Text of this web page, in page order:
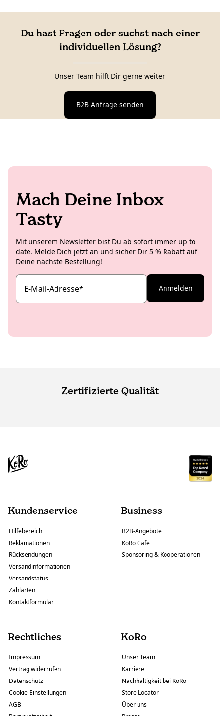
Du hast Fragen oder suchst nach einer
individuellen Lösung?
Unser Team hilft Dir gerne weiter.
B2B Anfrage senden
Mach Deine Inbox
Tasty
Mit unserem Newsletter bist Du ab sofort immer up to
date. Melde Dich jetzt an und sicher Dir 5 % Rabatt auf
Deine nächste Bestellung!
E-Mail-Adresse* Anmelden
Zertifizierte Qualität
Kundenservice
Hilfebereich
Reklamationen
Rücksendungen
Versandinformationen
Versandstatus
Zahlarten
Kontaktformular
Business
B2B-Angebote
KoRo Cafe
Sponsoring & Kooperationen
Rechtliches
Impressum
Vertrag widerrufen
Datenschutz
Cookie-Einstellungen
AGB
KoRo
Unser Team
Karriere
Nachhaltigkeit bei KoRo
Store Locator
Über uns